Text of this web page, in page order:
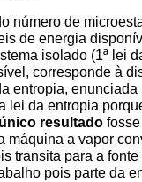
número de
de energia
isolado (1ª lei
corresponde à
entropia,
lei da entropia
único resultado
máquina a vapor
transita para a
pois parte da